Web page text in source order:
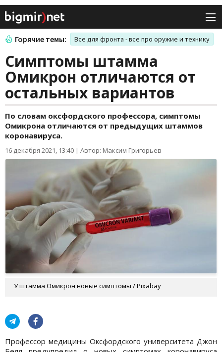
Горячие темы: Все для фронта - все про оружие и технику
Симптомы штамма
Омикрон отличаются от
остальных вариантов
По словам оксфордского профессора, симптомы
Омикрона отличаются от предыдущих штаммов
коронавируса.
16 декабря 2021, 13:40 | Автор: Максим Григорьев
У штамма Омикрон новые симптомы / Pixabay
Профессор медицины Оксфордского университета Джон